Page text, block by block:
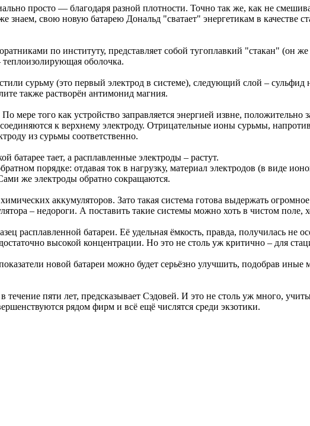
просто — благодаря разной плотности. Точно так же, как не
свою новую батарею Дональд "сватает" энергетикам в качестве
по институту, представляет собой тугоплавкий "стакан" (он
оболочка.
сурьму (это первый электрод в системе), следующий слой – сульфид
также растворён антимонид магния.
мере того как устройство заправляется энергией извне,
к верхнему электроду. Отрицательные ионы сурьмы,
из сурьмы соответственно.
батарее тает, а расплавленные электроды – растут.
порядке: отдавая ток в нагрузку, материал электродов (в виде
же электроды обратно сокращаются.
аккумуляторов. Зато такая система готова выдержать
– недороги. А поставить такие системы можно хоть в чистом поле,
расплавленной батареи. Её удельная ёмкость, правда, получилась не
высокой концентрации. Но это не столь уж критично – для
новой батареи можно будет серьёзно улучшить, подобрав
течение пяти лет, предсказывает Сэдовей. И это не столь уж много,
рядом фирм и всё ещё числятся среди экзотики.